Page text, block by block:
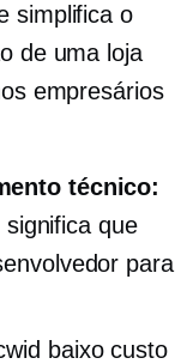
simplifica o
de uma loja
empresários
técnico:
que
para
baixo custo